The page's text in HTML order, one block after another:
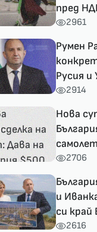
пред
2961
Румен
Русия и
2914
Нова
2706
и
си край
2616